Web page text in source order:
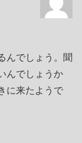
んでしょう。聞
んでしょうか
に来たようで